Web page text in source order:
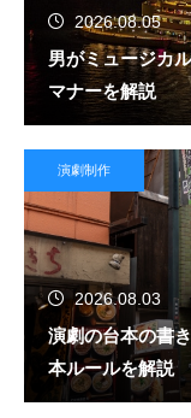
2026.08.05
男がミュージカ
マナーを解説
演劇制作
2026.08.03
演劇の台本の書
本ルールを解説